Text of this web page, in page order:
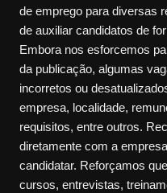
de emprego para diversas
de auxiliar candidatos de
Embora nos esforcemos
da publicação, algumas
incorretos ou
empresa, localidade,
requisitos, entre outros.
diretamente com a
candidatar. Reforçamos
cursos, entrevistas,